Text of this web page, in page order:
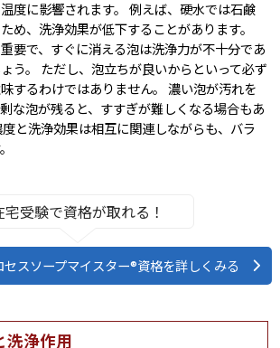
度に影響されます。 例えば、硬水では石鹸
め、洗浄効果が低下することがあります。
要で、すぐに消える泡は洗浄力が不十分であ
う。 ただし、泡立ちが良いからといって必ず
するわけではありません。 濃い泡が汚れを
な泡が残ると、すすぎが難しくなる場合もあ
と洗浄効果は相互に関連しながらも、バラ
宅受験で資格が取れる！
セスソープマイスター®資格を詳しくみる
洗浄作用